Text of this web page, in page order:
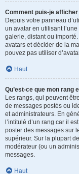
Comment puis-je
Depuis votre panneau
un avatar en utilisant
galerie, distant ou
avatars et décider de la
pouvez pas utiliser
Haut
Qu’est-ce que mon rang
Les rangs, qui peuvent
de messages postés ou
et administrateurs. En
l’intitulé d’un rang car il
poster des messages sur
supérieur. Sur la plupart
modérateur (ou un
messages.
Haut